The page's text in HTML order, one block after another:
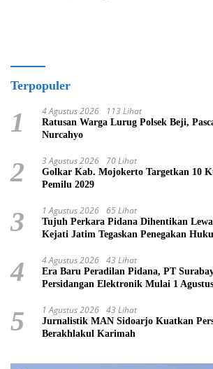
Terpopuler
1 4 Agustus 2026 113 Lihat
Ratusan Warga Lurug Polsek Beji,
Nurcahyo
2 3 Agustus 2026 70 Lihat
Golkar Kab. Mojokerto Targetkan 10
Pemilu 2029
3 1 Agustus 2026 65 Lihat
Tujuh Perkara Pidana Dihentikan
Kejati Jatim Tegaskan Penegakan
4 4 Agustus 2026 43 Lihat
Era Baru Peradilan Pidana, PT
Persidangan Elektronik Mulai 1 Agustus
5 1 Agustus 2026 43 Lihat
Jurnalistik MAN Sidoarjo Kuatkan
Berakhlakul Karimah